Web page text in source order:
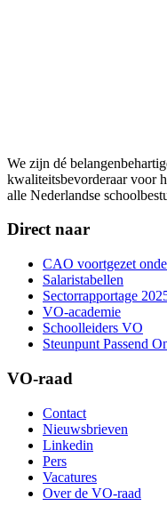
We zijn dé
kwaliteitsbevorderaar voor
alle Nederlandse
Direct naar
CAO voortgezet
Salaristabellen
Sectorrapportage
VO-academie
Schoolleiders VO
Steunpunt Passend
VO-raad
Contact
Nieuwsbrieven
Linkedin
Pers
Vacatures
Over de VO-raad